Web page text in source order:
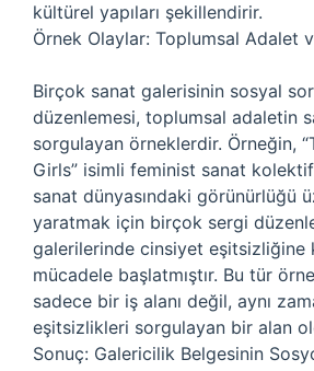
kültürel yapıları şekillendirir.
Örnek Olaylar: Toplumsal Adalet
Birçok sanat galerisinin sosyal
düzenlemesi, toplumsal adaletin
sorgulayan örneklerdir. Örneğin,
Girls” isimli feminist sanat
sanat dünyasındaki görünürlüğü
yaratmak için birçok sergi
galerilerinde cinsiyet eşitsizliğine
mücadele başlatmıştır. Bu tür
sadece bir iş alanı değil, aynı
eşitsizlikleri sorgulayan bir alan
Sonuç: Galericilik Belgesinin